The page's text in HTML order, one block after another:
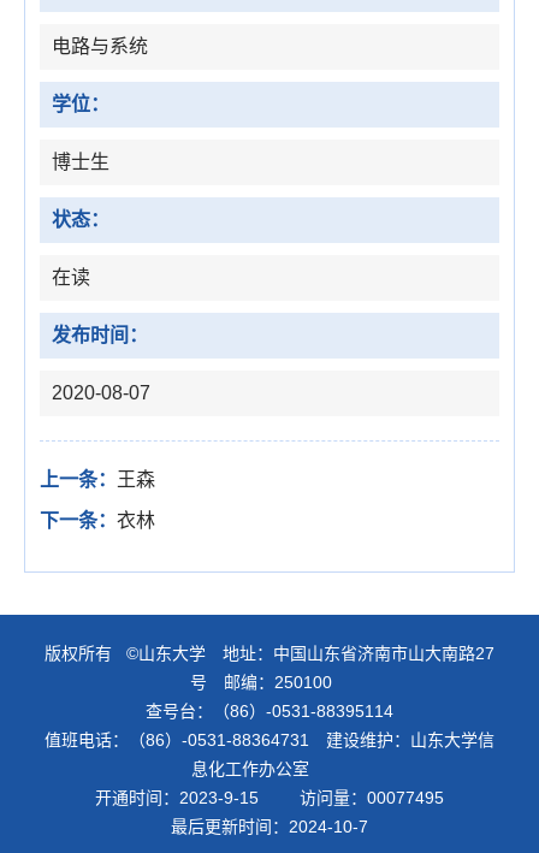
电路与系统
学位：
博士生
状态：
在读
发布时间：
2020-08-07
上一条：
王森
下一条： 衣林
版权所有 ©山东大学 地址：中国山东省济南市山大南路27
号 邮编：250100
查号台：（86）-0531-88395114
值班电话：（86）-0531-88364731 建设维护：山东大学信
息化工作办公室
开通时间： 2023-9-15 访问量： 00077495
最后更新时间： 2024-10-7